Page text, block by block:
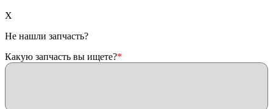
X
Не нашли запчасть?
Какую запчасть вы ищете?*